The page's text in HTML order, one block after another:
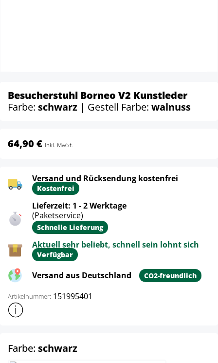
Besucherstuhl Borneo V2 Kunstleder
Farbe: schwarz | Gestell Farbe: walnuss
64,90 € inkl. MwSt.
Versand und Rücksendung kostenfrei
Kostenfrei
Lieferzeit: 1 - 2 Werktage
(Paketservice)
Schnelle Lieferung
Aktuell sehr beliebt, schnell sein lohnt sich
Verfügbar
Versand aus Deutschland CO2-freundlich
Artikelnummer: 151995401
Weitere Produktinformationen anzeigen
Farbe: schwarzauswählen